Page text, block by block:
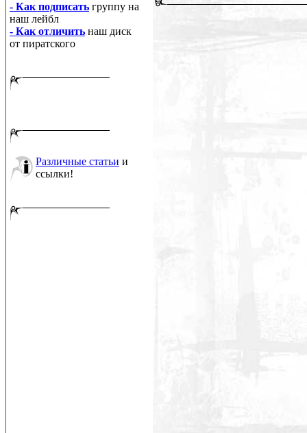
- Как подписать группу на
наш лейбл
- Как отличить наш диск
от пиратского
Различные статьи и
ссылки!